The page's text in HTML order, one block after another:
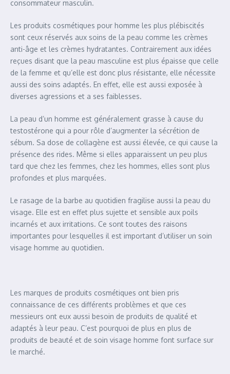
consommateur masculin.
Les produits cosmétiques pour homme les plus plébiscités
sont ceux réservés aux soins de la peau comme les crèmes
anti-âge et les crèmes hydratantes. Contrairement aux idées
reçues disant que la peau masculine est plus épaisse que celle
de la femme et qu’elle est donc plus résistante, elle nécessite
aussi des soins adaptés. En effet, elle est aussi exposée à
diverses agressions et a ses faiblesses.
La peau d’un homme est généralement grasse à cause du
testostérone qui a pour rôle d’augmenter la sécrétion de
sébum. Sa dose de collagène est aussi élevée, ce qui cause la
présence des rides. Même si elles apparaissent un peu plus
tard que chez les femmes, chez les hommes, elles sont plus
profondes et plus marquées.
Le rasage de la barbe au quotidien fragilise aussi la peau du
visage. Elle est en effet plus sujette et sensible aux poils
incarnés et aux irritations. Ce sont toutes des raisons
importantes pour lesquelles il est important d’utiliser un soin
visage homme au quotidien.
Les marques de produits cosmétiques ont bien pris
connaissance de ces différents problèmes et que ces
messieurs ont eux aussi besoin de produits de qualité et
adaptés à leur peau. C’est pourquoi de plus en plus de
produits de beauté et de soin visage homme font surface sur
le marché.